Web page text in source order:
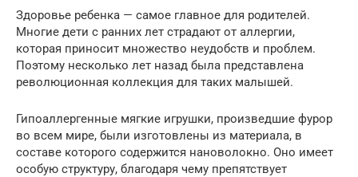
Здоровье ребенка — самое главное для родителей.
Многие дети с ранних лет страдают от аллергии,
которая приносит множество неудобств и проблем.
Поэтому несколько лет назад была представлена
революционная коллекция для таких малышей.
Гипоаллергенные мягкие игрушки, произведшие фурор
во всем мире, были изготовлены из материала, в
составе которого содержится нановолокно. Оно имеет
особую структуру, благодаря чему препятствует